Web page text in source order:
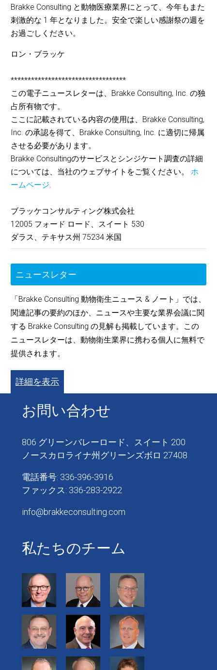
Brakke Consulting と動物医療業界にとって、今年もまた
刺激的な 1 年となりました。安全で楽しい感謝祭の週を
お過ごしください。
ロン・ブラッケ
**********************************
この電子ニュースレターは、Brakke Consulting, Inc. の独
占所有物です。
ここに記載されている内容の使用は、Brakke Consulting,
Inc. の承認を得て、Brakke Consulting, Inc. に適切に帰属
させる必要があります。
Brakke Consultingのサービスとシンジケート調査の詳細
については、当社のウェブサイトをご覧ください。ホ
ームページ.
ブラッケコンサルティング株式会社
12005 フォード ロード、スイート 530
ダラス、テキサス州 75234 米国
ニュースレター
「Brakke Consulting 動物衛生ニュース & ノート」では、
関連記事の要約のほか、ニュースや主要な業界会議に関
する Brakke Consulting の見解も掲載しています。この
ニュースレターは、動物衛生業界に携わる個人に無料で
提供されます。
詳細を表示
お問い合わせ
806 グリーンバレーロード、スイート 200
ノースカロライナ州グリーンズボロ 27408
電話番号: 336-396-3916
ファックス: 336-283-2922
info@brakkeconsulting.com
私たちのチーム